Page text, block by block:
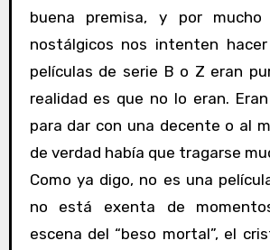
buena premisa, y por
nostálgicos nos intenten
películas de serie B o Z eran
realidad es que no lo eran.
para dar con una decente o al
de verdad había que tragarse
Como ya digo, no es una
no está exenta de
escena del “beso mortal”, el